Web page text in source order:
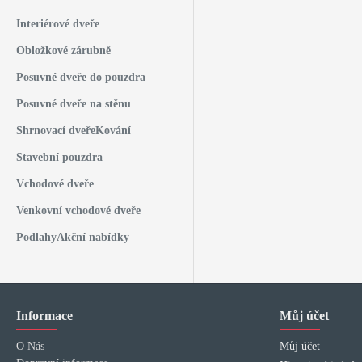
Interiérové dveře
Obložkové zárubně
Posuvné dveře do pouzdra
Posuvné dveře na stěnu
Shrnovací dveřeKování
Stavební pouzdra
Vchodové dveře
Venkovní vchodové dveře
PodlahyAkční nabídky
Informace
O Nás
Můj účet
Můj účet